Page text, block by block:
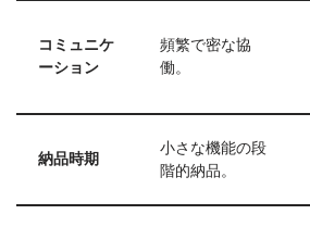
コミュニケ
ーション
頻繁で密な協
働。
納品時期
小さな機能の段
階的納品。